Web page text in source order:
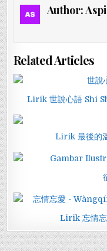
Author:
Related Articles
Lirik 世說心語 Shi
Lirik 最後的
Lirik 忘情